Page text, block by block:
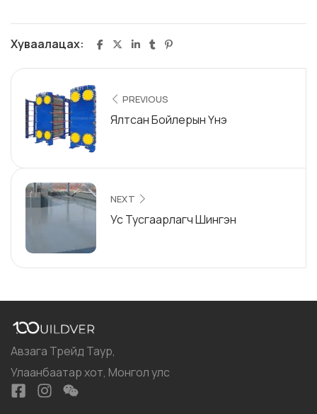
Хуваалацах:
PREVIOUS
Ялтсан Бойлерын Үнэ
NEXT
Ус Тусгаарлагч Шингэн
Авзага Трейд Таур,
Улаанбаатар хот, Монгол улс